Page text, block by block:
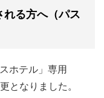
れる方へ（パス
ホテル」専用
となりました。